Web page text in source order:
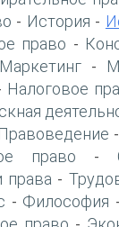
- История -
право -
Маркетинг-
Налоговое
Правоведение -
право -
права -
- Философия -